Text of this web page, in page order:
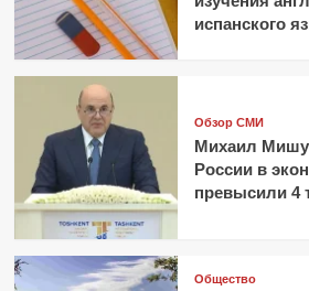
испанского
Обзор СМИ
Михаил
России в
превысили 4
Общество